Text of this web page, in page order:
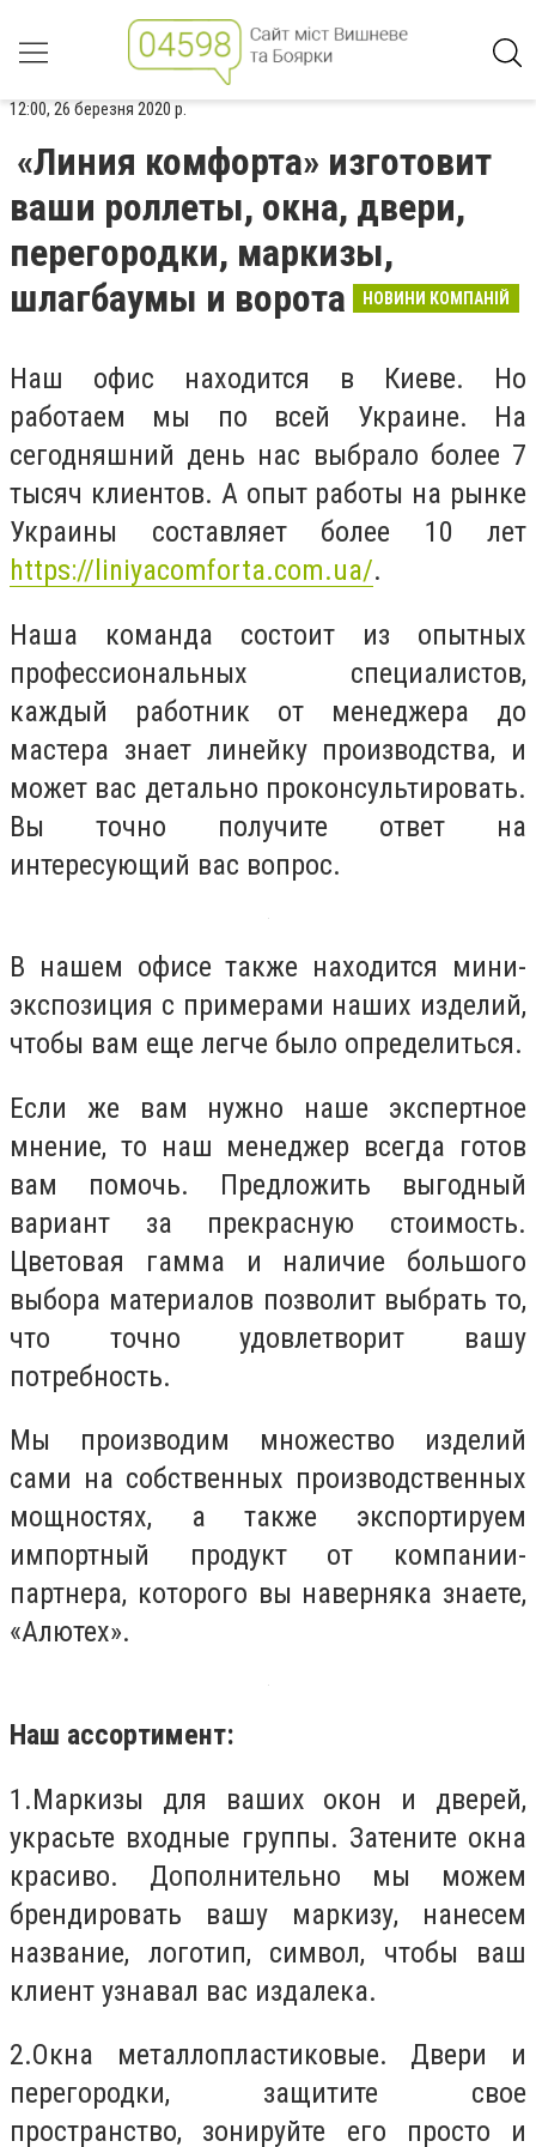
12:00, 26 березня 2020 р.
«Линия комфорта» изготовит
ваши роллеты, окна, двери,
перегородки, маркизы,
шлагбаумы и ворота
НОВИНИ КОМПАНІЙ
Наш офис находится в Киеве. Но
работаем мы по всей Украине. На
сегодняшний день нас выбрало более 7
тысяч клиентов. А опыт работы на рынке
Украины составляет более 10 лет
https://liniyacomforta.com.ua/.
Наша команда состоит из опытных
профессиональных специалистов,
каждый работник от менеджера до
мастера знает линейку производства, и
может вас детально проконсультировать.
Вы точно получите ответ на
интересующий вас вопрос.
В нашем офисе также находится мини-
экспозиция с примерами наших изделий,
чтобы вам еще легче было определиться.
Если же вам нужно наше экспертное
мнение, то наш менеджер всегда готов
вам помочь. Предложить выгодный
вариант за прекрасную стоимость.
Цветовая гамма и наличие большого
выбора материалов позволит выбрать то,
что точно удовлетворит вашу
потребность.
Мы производим множество изделий
сами на собственных производственных
мощностях, а также экспортируем
импортный продукт от компании-
партнера, которого вы наверняка знаете,
«Алютех».
Наш ассортимент:
1.Маркизы для ваших окон и дверей,
украсьте входные группы. Затените окна
красиво. Дополнительно мы можем
брендировать вашу маркизу, нанесем
название, логотип, символ, чтобы ваш
клиент узнавал вас издалека.
2.Окна металлопластиковые. Двери и
перегородки, защитите свое
пространство, зонируйте его просто и